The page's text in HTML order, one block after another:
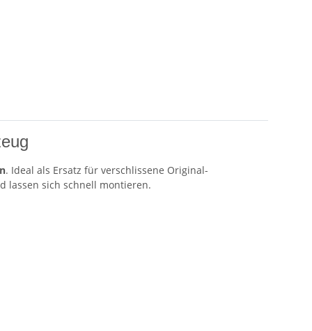
. Ideal als Ersatz für verschlissene Original-
lassen sich schnell montieren.